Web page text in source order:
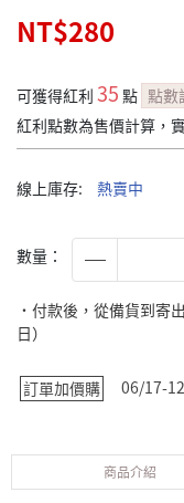
NT$280
可獲得紅利 35 點 點數
紅利點數為售價計算，
線上庫存: 熱賣中
數量：
˙付款後，從備貨到寄
日）
訂單加價購 06/17-
商品介紹